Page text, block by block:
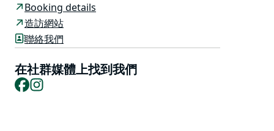
這棟房子的亮點之一是有頂棚的戶外娛樂區，在海灘和海
洋度過一天后，您可以在家中的游泳池周圍放鬆身心。附
有戶外早餐吧，非常適合享用早晨咖啡。
步行 200 公尺即可到達有人巡邏的燈塔海灘、當地的
Watonga 咖啡館和商店，距離酒店僅有很短的車程。
Booking details
造訪網站
聯絡我們
在社群媒體上找到我們
Facebook